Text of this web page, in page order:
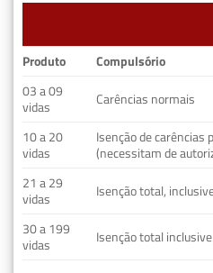
Produto
Compulsório
03 a 09
vidas
Carências normais
10 a 20
vidas
Isenção de
(necessitam de
21 a 29
vidas
Isenção total,
30 a 199
vidas
Isenção total